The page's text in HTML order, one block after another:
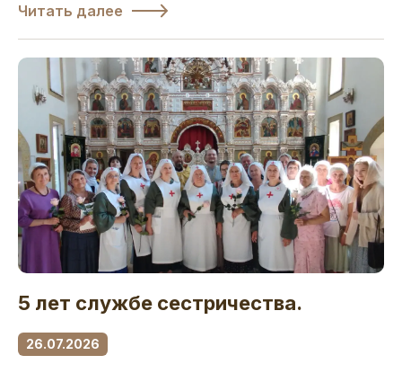
Читать далее
5 лет службе сестричества.
26.07.2026